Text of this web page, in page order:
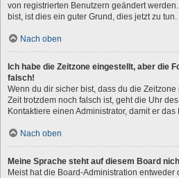
von registrierten Benutzern geändert
bist, ist dies ein guter Grund, dies jetzt zu tun.
Nach oben
Ich habe die Zeitzone eingestellt, aber die
falsch!
Wenn du dir sicher bist, dass du die
Zeit trotzdem noch falsch ist, geht die Uhr
Kontaktiere einen Administrator, damit er
Nach oben
Meine Sprache steht auf diesem Board
Meist hat die Board-Administration